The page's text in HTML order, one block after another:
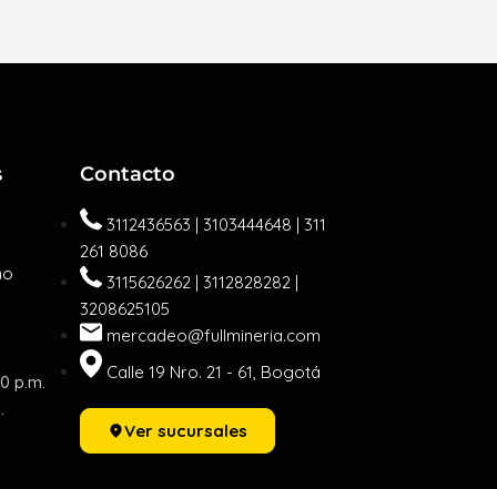
p.m.
Contacto
3112436563 | 3103444648 | 311
261 8086
3115626262 | 3112828282 |
3208625105
mercadeo@fullmineria.com
Calle 19 Nro. 21 - 61, Bogotá
Ver sucursales